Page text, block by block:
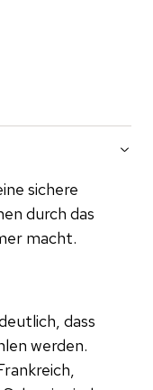
sichere
durch das
macht.
dass
werden.